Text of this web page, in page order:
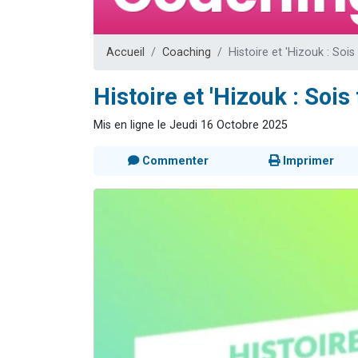
2 personnes
2
3
8
2
Accueil Coaching Histoire et 'Hizouk :
Histoire et 'Hizouk :
Mis en ligne le Jeudi 16 Octobre 2025
Commenter Imprimer